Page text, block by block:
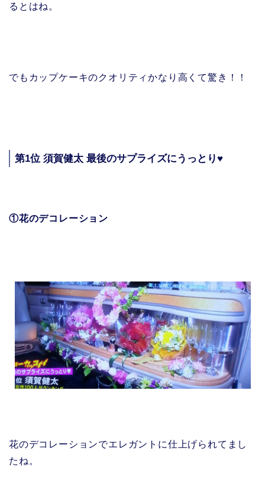
るとはね。
でもカップケーキのクオリティかなり高くて驚き！！
第1位 須賀健太 最後のサプライズにうっとり♥
①花のデコレーション
花のデコレーションでエレガントに仕上げられてまし
たね。